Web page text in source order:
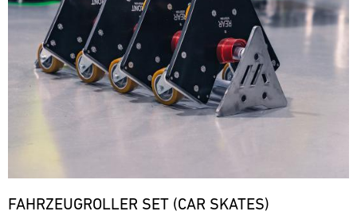
FAHRZEUGROLLER SET (CAR SKATES)